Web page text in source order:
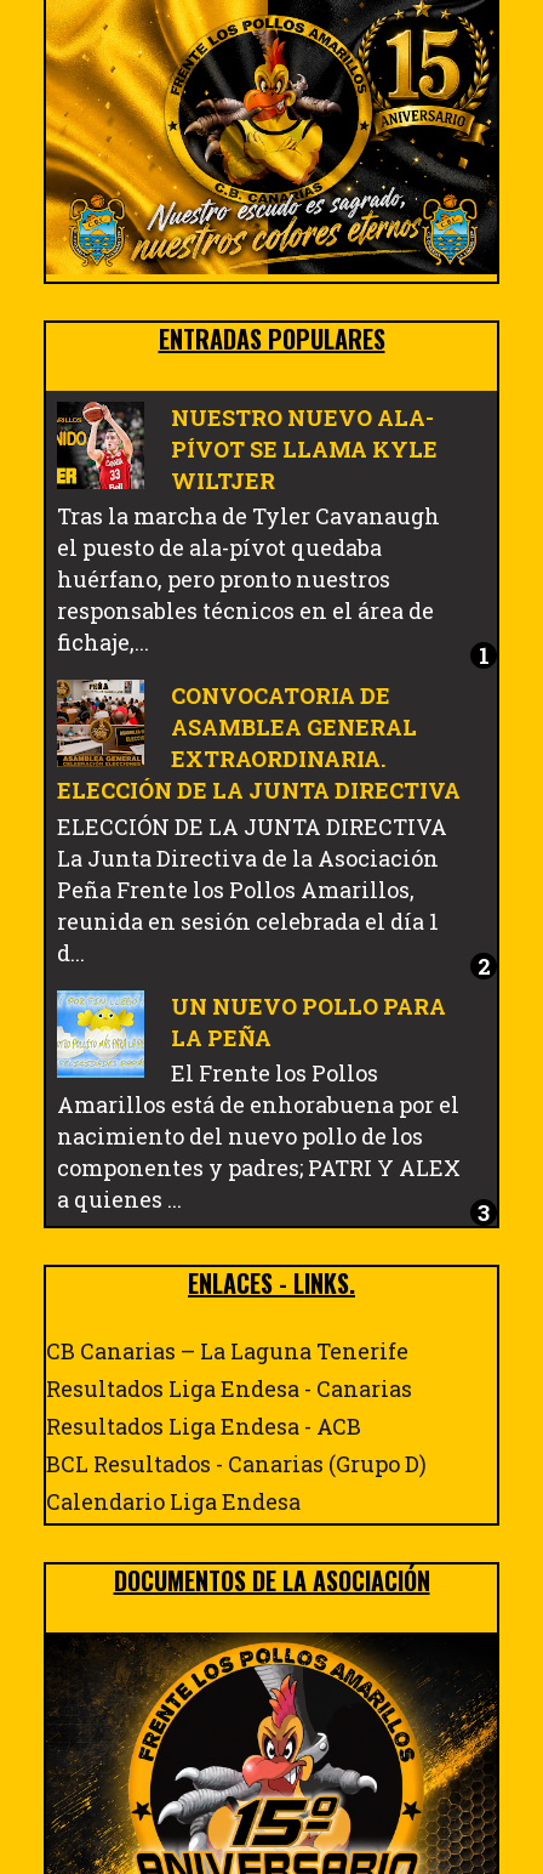
ENTRADAS POPULARES
NUESTRO NUEVO ALA-
PÍVOT SE LLAMA KYLE
WILTJER
Tras la marcha de Tyler Cavanaugh
el puesto de ala-pívot quedaba
huérfano, pero pronto nuestros
responsables técnicos en el área de
fichaje,...
CONVOCATORIA DE
ASAMBLEA GENERAL
EXTRAORDINARIA.
ELECCIÓN DE LA JUNTA DIRECTIVA
ELECCIÓN DE LA JUNTA DIRECTIVA
La Junta Directiva de la Asociación
Peña Frente los Pollos Amarillos,
reunida en sesión celebrada el día 1
d...
UN NUEVO POLLO PARA
LA PEÑA
El Frente los Pollos
Amarillos está de enhorabuena por el
nacimiento del nuevo pollo de los
componentes y padres; PATRI Y ALEX
a quienes ...
ENLACES - LINKS.
CB Canarias – La Laguna Tenerife
Resultados Liga Endesa - Canarias
Resultados Liga Endesa - ACB
BCL Resultados - Canarias (Grupo D)
Calendario Liga Endesa
DOCUMENTOS DE LA ASOCIACIÓN